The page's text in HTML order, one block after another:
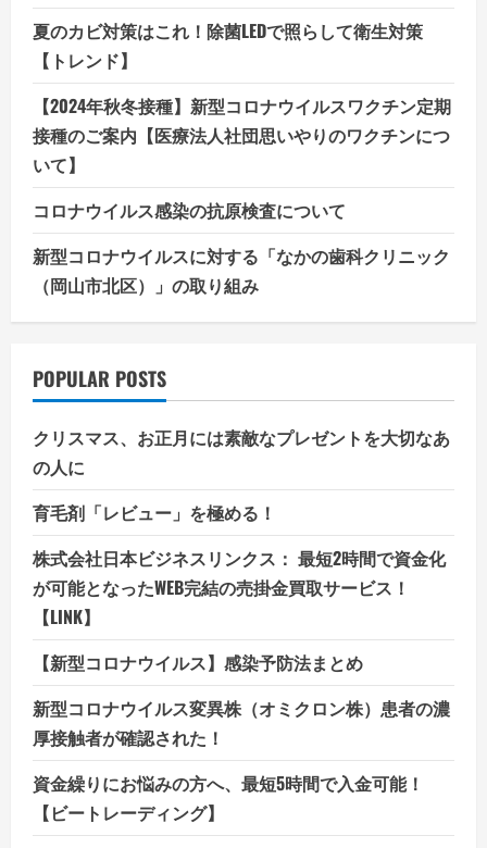
夏のカビ対策はこれ！除菌LEDで照らして衛生対策
【トレンド】
【2024年秋冬接種】新型コロナウイルスワクチン定期
接種のご案内【医療法人社団思いやりのワクチンにつ
いて】
コロナウイルス感染の抗原検査について
新型コロナウイルスに対する「なかの歯科クリニック
（岡山市北区）」の取り組み
POPULAR POSTS
クリスマス、お正月には素敵なプレゼントを大切なあ
の人に
育毛剤「レビュー」を極める！
株式会社日本ビジネスリンクス： 最短2時間で資金化
が可能となったWEB完結の売掛金買取サービス！
【LINK】
【新型コロナウイルス】感染予防法まとめ
新型コロナウイルス変異株（オミクロン株）患者の濃
厚接触者が確認された！
資金繰りにお悩みの方へ、最短5時間で入金可能！
【ビートレーディング】